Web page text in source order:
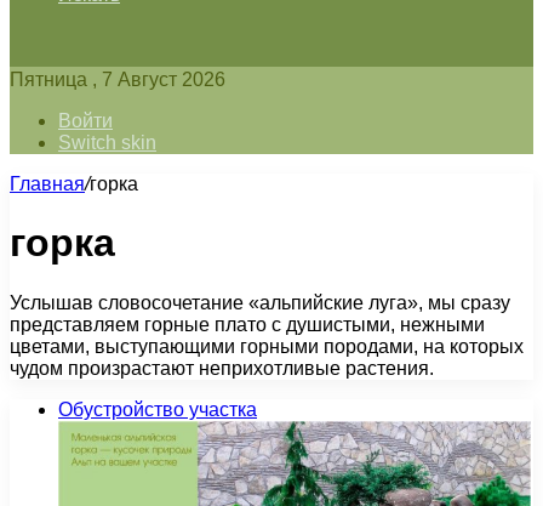
Пятница , 7 Август 2026
Войти
Switch skin
Главная/горка
горка
Услышав словосочетание «альпийские луга», мы сразу
представляем горные плато с душистыми, нежными
цветами, выступающими горными породами, на которых
чудом произрастают неприхотливые растения.
Обустройство участка